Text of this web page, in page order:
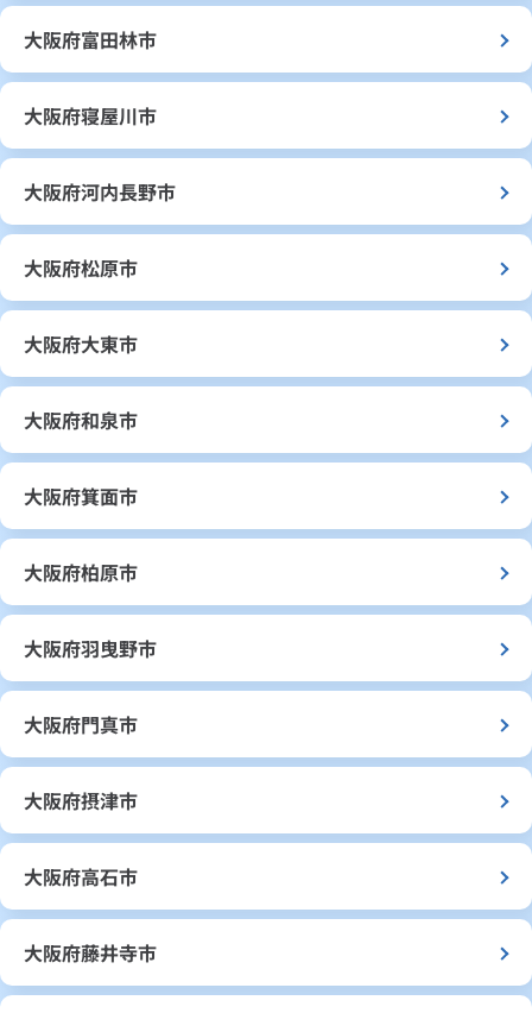
大阪府富田林市
大阪府寝屋川市
大阪府河内長野市
大阪府松原市
大阪府大東市
大阪府和泉市
大阪府箕面市
大阪府柏原市
大阪府羽曳野市
大阪府門真市
大阪府摂津市
大阪府高石市
大阪府藤井寺市